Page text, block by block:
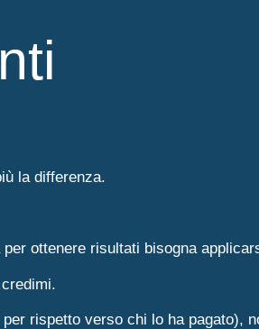
la differenza.
ottenere risultati bisogna
rispetto verso chi lo ha pagato),